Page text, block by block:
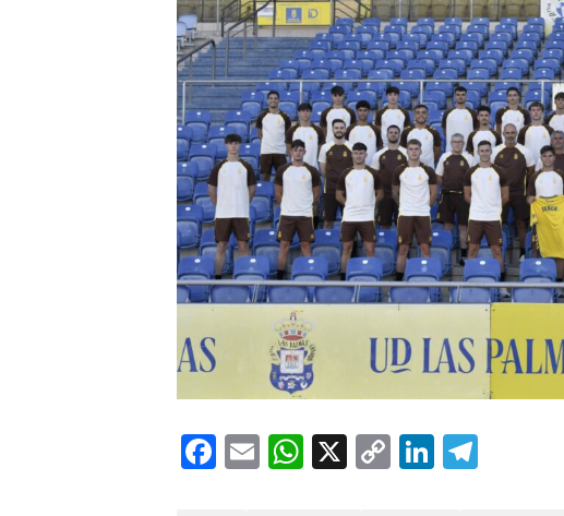
Facebook
EmailWhatsApp
X
CopyLinkedIn